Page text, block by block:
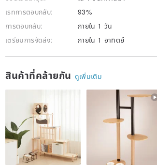
เรทการตอบกลับ:
93%
การตอบกลับ:
ภายใน 1 วัน
เตรียมการจัดส่ง:
ภายใน 1 อาทิตย์
สินค้าที่คล้ายกัน ดูเพิ่มเติม